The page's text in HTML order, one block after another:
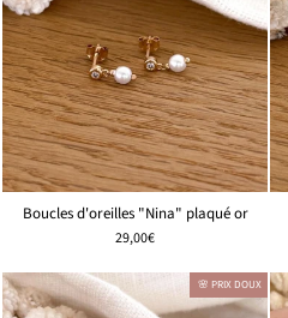
Boucles d'oreilles "Nina" plaqué or
29,00€
🌸 PRIX DOUX